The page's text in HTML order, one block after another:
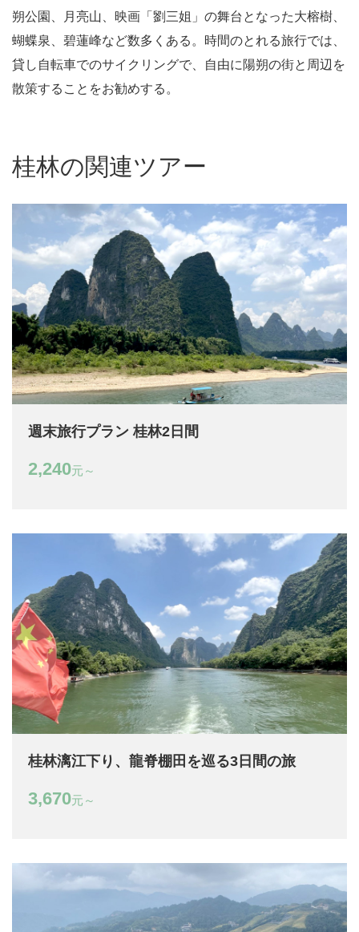
朔公園、月亮山、映画「劉三姐」の舞台となった大榕樹、
蝴蝶泉、碧蓮峰など数多くある。時間のとれる旅行では、
貸し自転車でのサイクリングで、自由に陽朔の街と周辺を
散策することをお勧めする。
桂林の関連ツアー
週末旅行プラン 桂林2日間
2,240元～
桂林漓江下り、龍脊棚田を巡る3日間の旅
3,670元～